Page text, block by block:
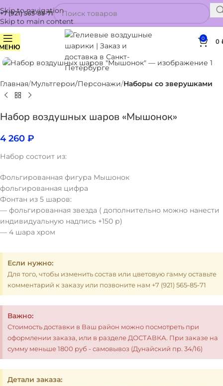
Skip to navigation
Skip to main content
+7 (921) 565-85-71
0 0
Нажмите, чтобы увеличить
Главная Мультгерои/Персонажи Наборы со зверушками
Набор воздушных шаров «Мышонок»
4 260 ₽
Набор состоит из:
Фольгированная фигура Мышонок
фольгированная цифра
Фонтан из 5 шаров:
— фольгированная звезда ( дополнительно можно нанести
индивидуальную надпись +150 р)
— 4 шара хром
Если нужно:
Для того, чтобы изменить состав или цветовую гамму оставьте
комментарий к заказу или позвоните нам +7 (921) 565-85-71
Важно:
Стоимость доставки в Ваш район можно посмотреть при
оформлении заказа, или в разделе ДОСТАВКА. При заказе на
сумму меньше 1800 руб - самовывоз (Дунайский пр. 34/16)
Детали заказа: